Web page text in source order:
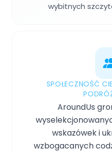
wybitnych
SPOŁECZNOŚĆ
AroundUs
wskazówek i
wzbogacanych